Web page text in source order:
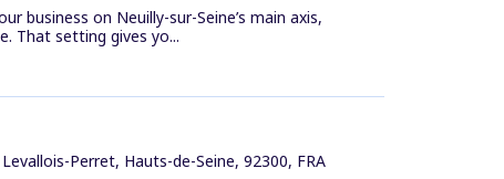
business on Neuilly-sur-Seine’s main axis,
That setting gives yo...
Perret, Hauts-de-Seine, 92300, FRA